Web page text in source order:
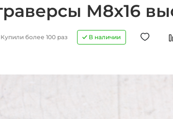
М8х16
Купили более 100 раз В наличии